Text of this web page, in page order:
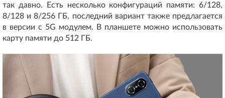
так давно. Есть несколько конфигураций памяти: 6/128,
8/128 и 8/256 ГБ, последний вариант также предлагается
в версии с 5G модулем. В планшете можно использовать
карту памяти до 512 ГБ.